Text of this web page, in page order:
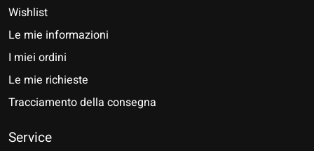
Wishlist
Le mie informazioni
I miei ordini
Le mie richieste
Tracciamento della consegna
Service